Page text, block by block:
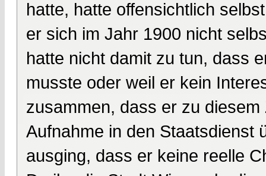
hatte, hatte offensichtlich
er sich im Jahr 1900 nicht
hatte nicht damit zu tun, dass
musste oder weil er kein
zusammen, dass er zu
Aufnahme in den Staatsdienst
ausging, dass er keine reelle